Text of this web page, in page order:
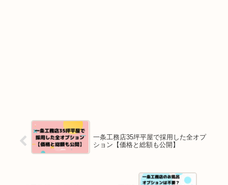
一条工務店35坪平屋で採用した全オプ
ション【価格と総額も公開】